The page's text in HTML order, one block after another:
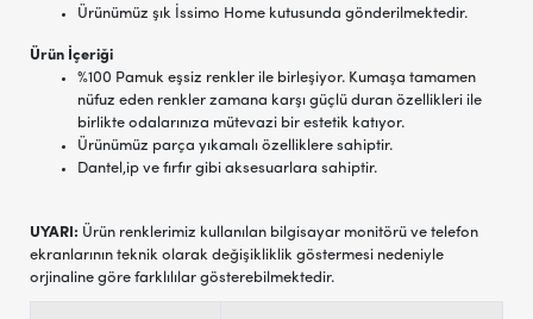
Ürünümüz şık İssimo Home kutusunda gönderilmektedir.
Ürün İçeriği
%100 Pamuk eşsiz renkler ile birleşiyor. Kumaşa tamamen
nüfuz eden renkler zamana karşı güçlü duran özellikleri ile
birlikte odalarınıza mütevazi bir estetik katıyor.
Ürünümüz parça yıkamalı özelliklere sahiptir.
Dantel,ip ve fırfır gibi aksesuarlara sahiptir.
UYARI: Ürün renklerimiz kullanılan bilgisayar monitörü ve telefon
ekranlarının teknik olarak değişikliklik göstermesi nedeniyle
orjinaline göre farklılılar gösterebilmektedir.